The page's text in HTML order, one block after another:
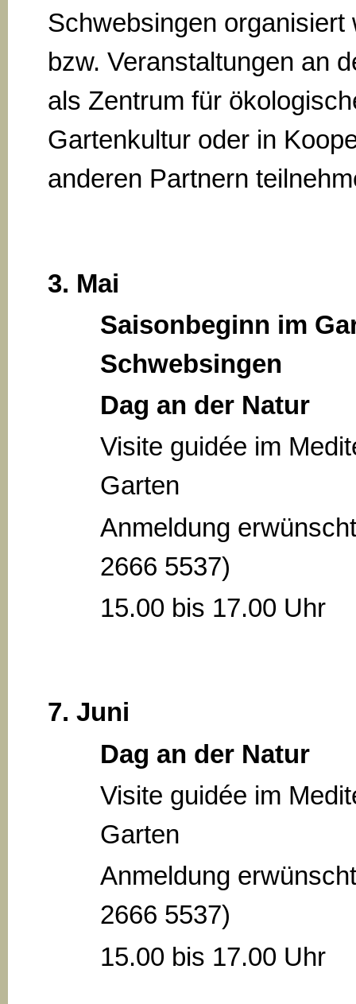
Schwebsingen organisiert
bzw. Veranstaltungen an
als Zentrum für
Gartenkultur oder in
anderen Partnern
3. Mai
Saisonbeginn im
Schwebsingen
Dag an der Natur
Visite guidée im
Garten
Anmeldung
2666 5537)
15.00 bis 17.00 Uhr
7. Juni
Dag an der Natur
Visite guidée im
Garten
Anmeldung
2666 5537)
15.00 bis 17.00 Uhr